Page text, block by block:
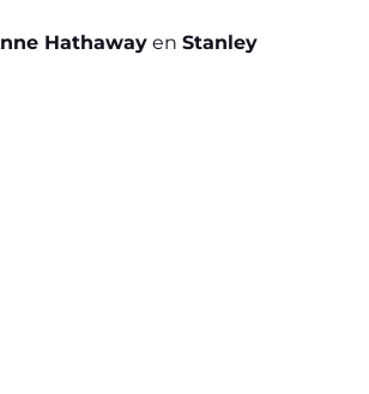
Hathaway en Stanley